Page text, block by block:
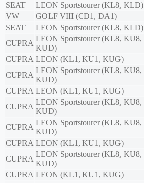
SEAT
LEON Sportstourer (KL8, KLD)
VW
GOLF VIII (CD1, DA1)
SEAT
LEON Sportstourer (KL8, KLD)
CUPRA
LEON Sportstourer (KL8, KU8,
KUD)
CUPRA LEON (KL1, KU1, KUG)
CUPRA
LEON Sportstourer (KL8, KU8,
KUD)
CUPRA LEON (KL1, KU1, KUG)
CUPRA
LEON Sportstourer (KL8, KU8,
KUD)
CUPRA
LEON Sportstourer (KL8, KU8,
KUD)
CUPRA LEON (KL1, KU1, KUG)
CUPRA
LEON Sportstourer (KL8, KU8,
KUD)
CUPRA LEON (KL1, KU1, KUG)